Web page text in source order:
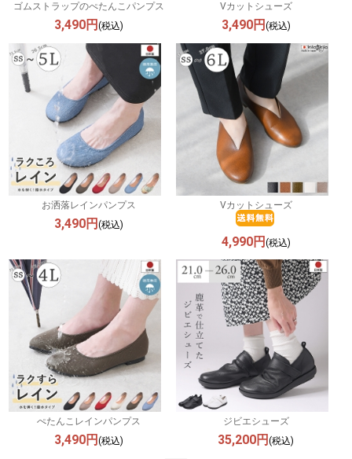
ゴムストラップのぺたんこパンプス
3,490円(税込)
Vカットシューズ
3,490円 (税込)
お洒落レインパンプス
3,490円(税込)
Vカットシューズ
4,990円 (税込)
ぺたんこレインパンプス
3,490円(税込)
ジビエシューズ
35,200円(税込)